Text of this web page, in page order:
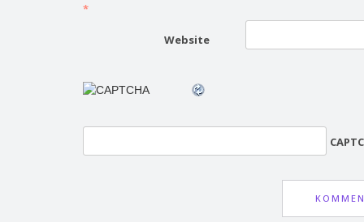
*
Website